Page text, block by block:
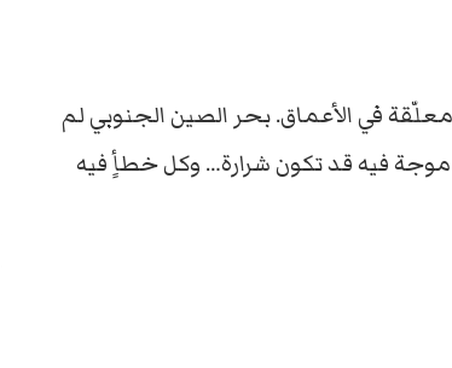
معلّقة في الأعماق. بحر الصين الجنوبي لم
فيه قد تكون شرارة… وكل خطأٍ فيه